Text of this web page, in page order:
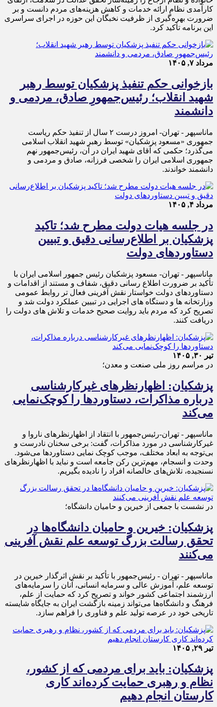
کارآمدی نظام ارائه خدمات و کاهش هزینه‌های مردم دانست و بر
ضرورت بهره‌گیری از ظرفیت نخبگان این حوزه در اجرای سراسری
این برنامه تأکید کرد.
مرداد ۷, ۱۴۰۵
بازخوانی حکم تنفیذ پزشکیان توسط رهبر
شهید انقلاب؛ رئیس‌جمهورِ صادق، مردمی و
دانشمند
ماناسپهر - تهران- امروز درست ۲ سال از تنفیذ حکم ریاست
جمهوری «مسعود پزشکیان» توسط رهبر شهید انقلاب اسلامی
می‌گذرد؛ حکمی که آقای شهید ایران در آن، رئیس‌جمهور نهم
جمهوری اسلامی ایران را شخصی فرزانه، صادق و مردمی و
دانشمند خواندند.
مرداد ۴, ۱۴۰۵
در جلسه هیات دولت مطرح شد؛ تاکید
پزشکیان بر اطلاع‌رسانی دقیق و تبیین
دستاوردهای دولت
ماناسپهر - تهران- مسعود پزشکیان رئیس جمهور اسلامی ایران با
تأکید بر ضرورت اطلاع رسانی دقیق، شفاف و مستند از اقدامات و
دستاوردهای دولت خواستار نقش آفرینی فعال تر روابط عمومی
وزارتخانه ها و دستگاه های اجرایی در تبیین عملکرد دولت شد و
تصریح کرد که مردم باید روایت صحیح خدمات و تلاش های دولت را
دریافت کنند.
تیر ۳۰, ۱۴۰۵
در مراسم روز ملی صنعت و معدن؛
پزشکیان: اظهارنظرهای غیرکارشناسی
درباره مذاکرات، دستاوردها را کوچک‌نمایی
می‌کند
ماناسپهر - تهران-رئیس‌جمهور با انتقاد از اظهارنظرهای ناروا و
غیرکارشناسی در مورد مذاکرات، گفت: برخی سخنان نادرست و
بی‌توجه به ابعاد مختلف، موجب کوچک نمایی دستاوردها می‌شود.
وحدت و انسجام، مهم‌ترین رکن جامعه است و نباید با اظهارنظرهای
نسنجیده، تلاش‌های خالصانه افراد را نادیده بگیریم.
در نشست با جمعی از خیرین و حامیان دانشگاه؛
پزشکیان: خیرین و حامیان دانشگاه‌ها در
تحقق رسالت بزرگ توسعه علم نقش‌ آفرینی
می‌کنند
ماناسپهر - تهران - رئیس‌جمهور با تأکید بر نقش اثرگذار خیرین در
توسعه علم، آموزش عالی و سرمایه انسانی، آنان را سرمایه‌های
ارزشمند اجتماعی کشور خواند و تصریح کرد که حمایت از علم،
فرهنگ و دانشگاه‌ها می‌تواند زمینه بازگشت ایران به جایگاه شایسته
تاریخی خود در عرصه تولید علم و فناوری را فراهم سازد.
تیر ۲۹, ۱۴۰۵
پزشکیان: باید برای مردمی که از کشور،
نظام و رهبری حمایت کرده‌‎اند کاری
کارستان انجام دهیم